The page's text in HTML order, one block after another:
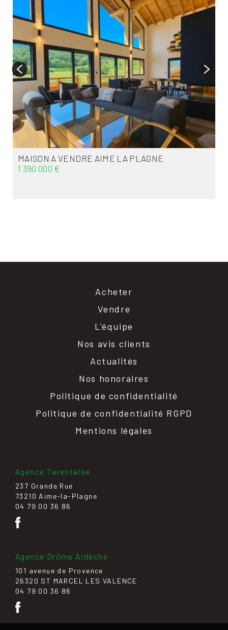
MAISON A VENDRE AIME LA PLAGNE
1 390 000 €
Acheter
Vendre
L'équipe
Nos avis clients
Actualités
Nos honoraires
Politique de confidentialité
Politique de confidentialité RGPD
Mentions légales
Agence Tarentaise
237 Grande Rue
73210 Aime-la-Plagne
04 79 00 36 86
Agence Drôme Ardèche
101 avenue de Provence
26320 ST MARCEL LES VALENCE
04 79 00 36 86